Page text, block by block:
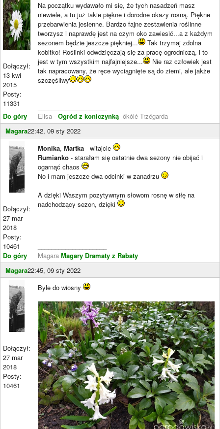
Dołączył:
13 kwi
2015
Posty:
11331
Do góry
Na początku wydawało mi się, że tych nasadzeń masz
niewiele, a tu już takie piękne i dorodne okazy rosną. Piękne
przebarwienia jesienne. Bardzo fajne zestawienia roślinne
tworzysz i naprawdę jest na czym oko zawiesić...a z każdym
sezonem będzie jeszcze piękniej...
Tak trzymaj zdolna
kobitko! Roślinki odwdzięczają się za pracę ogrodniczą, i to
jest w tym wszystkim najfajniejsze...
Nie raz człowiek jest
tak napracowany, że ręce wyciągnięte są do ziemi, ale jakże
szczęśliwy
Elisa - Ogród z koniczynką- ökólé Trzëgarda
Magara22:42, 09 sty 2022
Dołączył:
27 mar
2018
Posty:
10461
Do góry
Monika, Martka - witajcie
Rumianko - starałam się ostatnie dwa sezony nie obijać i
ogarnąć chaos
No i mam jeszcze dwa odcinki w zanadrzu
A dzięki Waszym pozytywnym słowom rosnę w siłę na
nadchodzący sezon, dzięki
Magara Magary Dramaty z Rabaty
Magara22:45, 09 sty 2022
Dołączył:
27 mar
2018
Posty:
10461
Byle do wiosny